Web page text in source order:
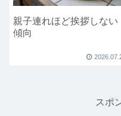
親子連れほど挨拶しない
傾向
スポ